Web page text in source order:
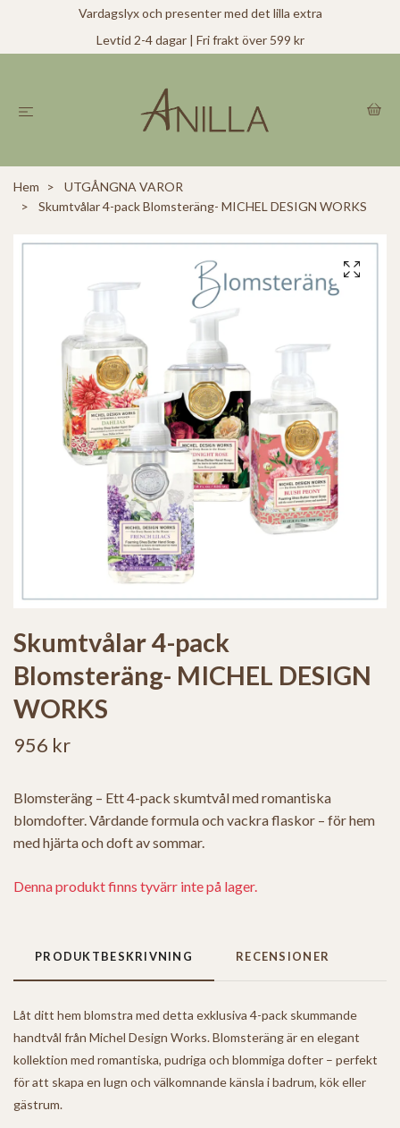
Vardagslyx och presenter med det lilla extra
Levtid 2-4 dagar | Fri frakt över 599 kr
Hem
UTGÅNGNA VAROR
Skumtvålar 4-pack Blomsteräng- MICHEL DESIGN WORKS
Skumtvålar 4-pack
Blomsteräng- MICHEL DESIGN
WORKS
956 kr
Blomsteräng – Ett 4-pack skumtvål med romantiska
blomdofter. Vårdande formula och vackra flaskor – för hem
med hjärta och doft av sommar.
Denna produkt finns tyvärr inte på lager.
PRODUKTBESKRIVNING RECENSIONER
Låt ditt hem blomstra med detta exklusiva 4-pack skummande
handtvål från Michel Design Works. Blomsteräng är en elegant
kollektion med romantiska, pudriga och blommiga dofter – perfekt
för att skapa en lugn och välkomnande känsla i badrum, kök eller
gästrum.